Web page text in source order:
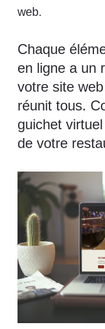
web.
Chaque
en ligne a un
votre site
réunit tous.
guichet
de votre